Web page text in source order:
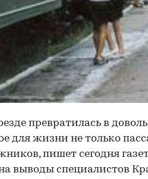
превратилась в
для жизни не только
пишет сегодня
выводы специалистов